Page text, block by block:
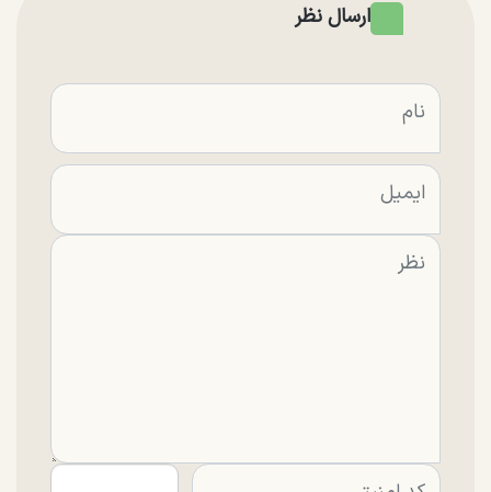
ارسال نظر